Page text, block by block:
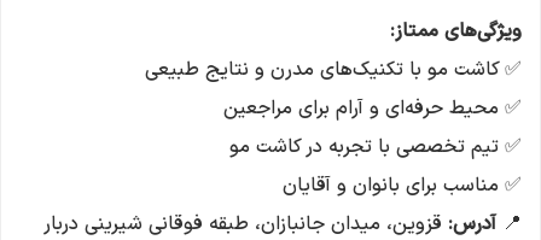
ویژگی‌های ممتاز:
✅ کاشت مو با تکنیک‌های مدرن و نتایج طبیعی
✅ محیط حرفه‌ای و آرام برای مراجعین
✅ تیم تخصصی با تجربه در کاشت مو
✅ مناسب برای بانوان و آقایان
📍آدرس: قزوین، میدان جانبازان، طبقه فوقانی شیرینی دربار